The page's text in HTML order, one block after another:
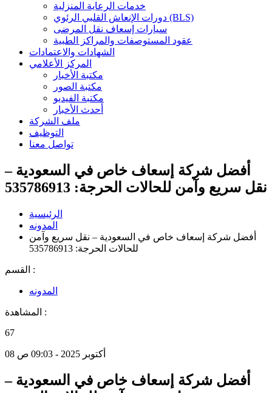
خدمات الرعاية المنزلية
دورات الإنعاش القلبي الرئوي (BLS)
سيارات إسعاف نقل المرضى
عقود المستوصفات والمراكز الطبية
الشهادات والاعتمادات
المركز الأعلامي
مكتبة الأخبار
مكتبة الصور
مكتبة الفيديو
أحدث الأخبار
ملف الشركة
التوظيف
تواصل معنا
أفضل شركة إسعاف خاص في السعودية –
نقل سريع وآمن للحالات الحرجة: 535786913
الرئيسية
المدونه
أفضل شركة إسعاف خاص في السعودية – نقل سريع وآمن
للحالات الحرجة: 535786913
القسم :
المدونه
المشاهدة :
67
08 أكتوبر 2025 - 09:03 ص
أفضل شركة إسعاف خاص في السعودية –